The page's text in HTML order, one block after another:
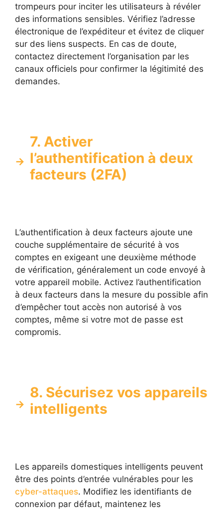
trompeurs pour inciter les utilisateurs à révéler
des informations sensibles. Vérifiez l’adresse
électronique de l’expéditeur et évitez de cliquer
sur des liens suspects. En cas de doute,
contactez directement l’organisation par les
canaux officiels pour confirmer la légitimité des
demandes.
7. Activer
l’authentification à deux
facteurs (2FA)
L’authentification à deux facteurs ajoute une
couche supplémentaire de sécurité à vos
comptes en exigeant une deuxième méthode
de vérification, généralement un code envoyé à
votre appareil mobile. Activez l’authentification
à deux facteurs dans la mesure du possible afin
d’empêcher tout accès non autorisé à vos
comptes, même si votre mot de passe est
compromis.
8. Sécurisez vos appareils
intelligents
Les appareils domestiques intelligents peuvent
être des points d’entrée vulnérables pour les
cyber-attaques. Modifiez les identifiants de
connexion par défaut, maintenez les